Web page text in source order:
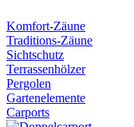
Komfort-Zäune
Traditions-Zäune
Sichtschutz
Terrassenhölzer
Pergolen
Gartenelemente
Carports